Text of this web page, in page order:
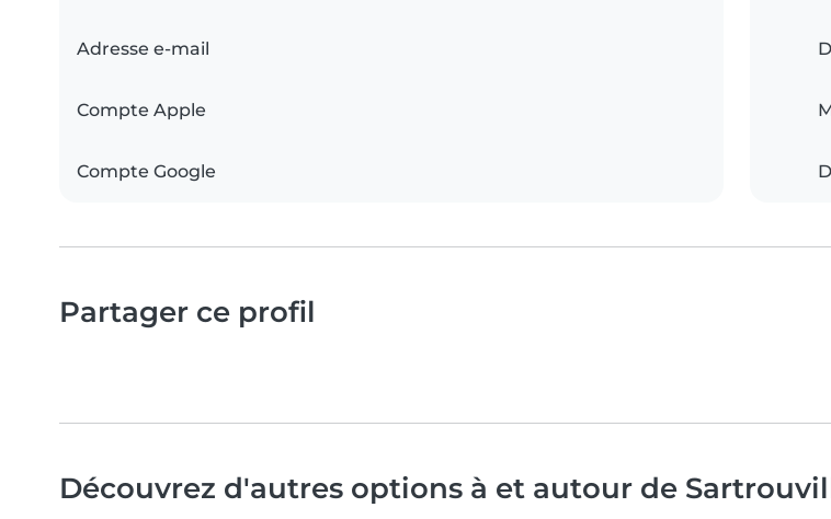
Adresse e-mail
Compte Apple
Compte Google
Partager ce profil
Découvrez d'autres options à et autour de